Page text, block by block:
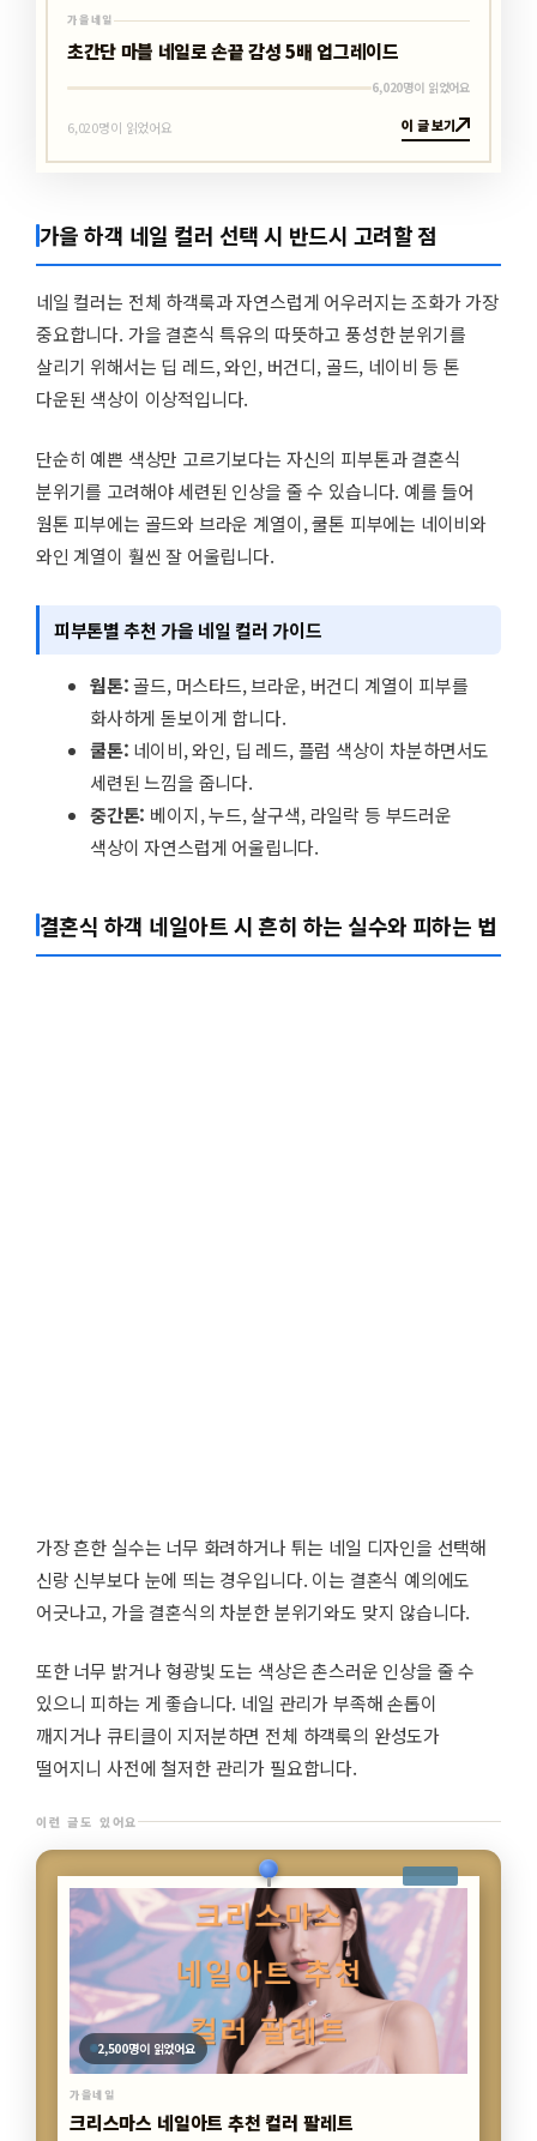
가을네일
초간단 마블 네일로 손끝 감성 5배 업그레이드
6,020명이 읽었어요
6,020명이 읽었어요 이 글 보기
가을 하객 네일 컬러 선택 시 반드시 고려할 점
네일 컬러는 전체 하객룩과 자연스럽게 어우러지는 조화가 가장
중요합니다. 가을 결혼식 특유의 따뜻하고 풍성한 분위기를
살리기 위해서는 딥 레드, 와인, 버건디, 골드, 네이비 등 톤
다운된 색상이 이상적입니다.
단순히 예쁜 색상만 고르기보다는 자신의 피부톤과 결혼식
분위기를 고려해야 세련된 인상을 줄 수 있습니다. 예를 들어
웜톤 피부에는 골드와 브라운 계열이, 쿨톤 피부에는 네이비와
와인 계열이 훨씬 잘 어울립니다.
피부톤별 추천 가을 네일 컬러 가이드
웜톤:골드, 머스타드, 브라운, 버건디 계열이 피부를
화사하게 돋보이게 합니다.
쿨톤: 네이비, 와인, 딥 레드, 플럼 색상이 차분하면서도
세련된 느낌을 줍니다.
중간톤: 베이지, 누드, 살구색, 라일락 등 부드러운
색상이 자연스럽게 어울립니다.
결혼식 하객 네일아트 시 흔히 하는 실수와 피하는 법
가장 흔한 실수는 너무 화려하거나 튀는 네일 디자인을 선택해
신랑 신부보다 눈에 띄는 경우입니다. 이는 결혼식 예의에도
어긋나고, 가을 결혼식의 차분한 분위기와도 맞지 않습니다.
또한 너무 밝거나 형광빛 도는 색상은 촌스러운 인상을 줄 수
있으니 피하는 게 좋습니다. 네일 관리가 부족해 손톱이
깨지거나 큐티클이 지저분하면 전체 하객룩의 완성도가
떨어지니 사전에 철저한 관리가 필요합니다.
이런 글도 있어요
2,500명이 읽었어요
가을네일
크리스마스 네일아트 추천 컬러 팔레트